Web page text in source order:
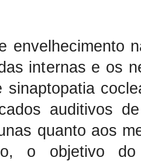
envelhecimento
internas e os
sinaptopatia
auditivos
quanto aos
o objetivo